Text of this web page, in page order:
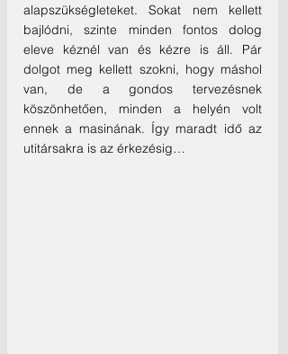
alapszükségleteket. Sokat nem kellett
bajlódni, szinte minden fontos dolog
eleve kéznél van és kézre is áll. Pár
dolgot meg kellett szokni, hogy máshol
van, de a gondos tervezésnek
köszönhetően, minden a helyén volt
ennek a masinának. Így maradt idő az
utitársakra is az érkezésig…